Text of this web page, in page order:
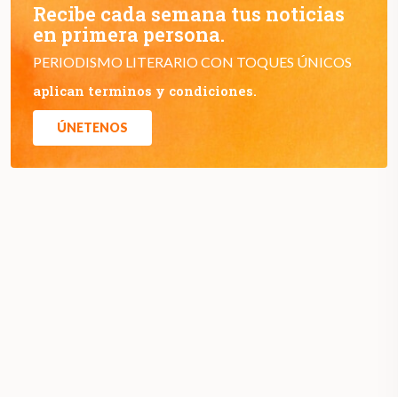
Recibe cada semana tus noticias
en primera persona.
PERIODISMO LITERARIO CON TOQUES ÚNICOS
aplican terminos y condiciones.
ÚNETENOS